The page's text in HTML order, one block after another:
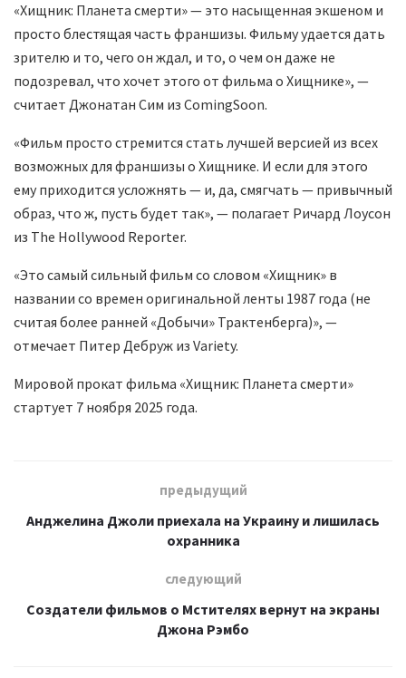
«Хищник: Планета смерти» — это насыщенная экшеном и
просто блестящая часть франшизы. Фильму удается дать
зрителю и то, чего он ждал, и то, о чем он даже не
подозревал, что хочет этого от фильма о Хищнике», —
считает Джонатан Сим из ComingSoon.
«Фильм просто стремится стать лучшей версией из всех
возможных для франшизы о Хищнике. И если для этого
ему приходится усложнять — и, да, смягчать — привычный
образ, что ж, пусть будет так», — полагает Ричард Лоусон
из The Hollywood Reporter.
«Это самый сильный фильм со словом «Хищник» в
названии со времен оригинальной ленты 1987 года (не
считая более ранней «Добычи» Трактенберга)», —
отмечает Питер Дебруж из Variety.
Мировой прокат фильма «Хищник: Планета смерти»
стартует 7 ноября 2025 года.
предыдущий
Анджелина Джоли приехала на Украину и лишилась
охранника
следующий
Создатели фильмов о Мстителях вернут на экраны
Джона Рэмбо